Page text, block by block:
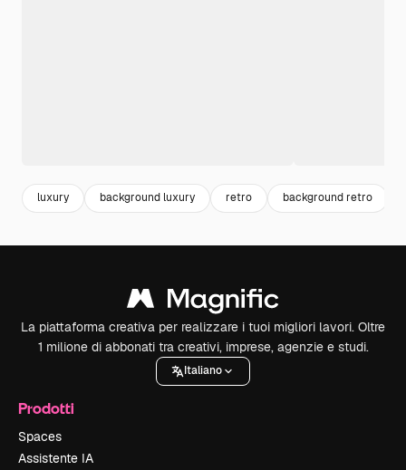
luxury background luxury retro background retro
La piattaforma creativa per realizzare i tuoi migliori lavori. Oltre
1 milione di abbonati tra creativi, imprese, agenzie e studi.
Italiano
Prodotti
Spaces
Assistente IA